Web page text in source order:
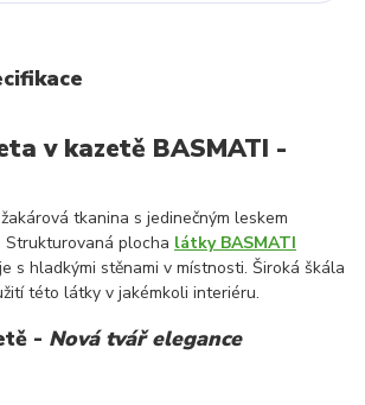
v kazetě BASMATI -
tkanina s jedinečným leskem
plocha látky BASMATI
s hladkými stěnami v místnosti. Široká škála
této látky v jakémkoli interiéru.
- Nová tvář elegance